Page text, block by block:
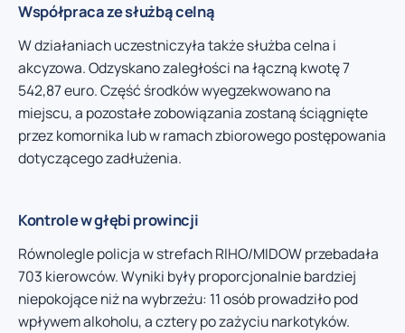
Współpraca ze służbą celną
W działaniach uczestniczyła także służba celna i
akcyzowa. Odzyskano zaległości na łączną kwotę 7
542,87 euro. Część środków wyegzekwowano na
miejscu, a pozostałe zobowiązania zostaną ściągnięte
przez komornika lub w ramach zbiorowego postępowania
dotyczącego zadłużenia.
Kontrole w głębi prowincji
Równolegle policja w strefach RIHO/MIDOW przebadała
703 kierowców. Wyniki były proporcjonalnie bardziej
niepokojące niż na wybrzeżu: 11 osób prowadziło pod
wpływem alkoholu, a cztery po zażyciu narkotyków.